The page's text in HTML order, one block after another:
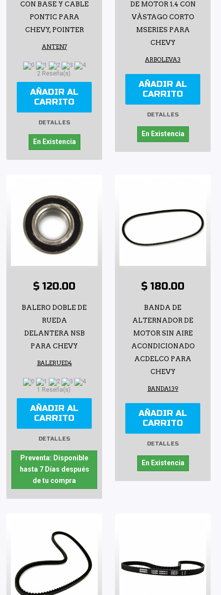
CON BASE Y CABLE
PONTIC PARA
CHEVY, POINTER
ANTEN7
2 Reseña(s)
AÑADIR AL
CARRITO
DETALLES
En Existencia
DE MOTOR 1.4 CON
VÁSTAGO CORTO
MSERIES PARA
CHEVY
ARBOLEVA3
AÑADIR AL
CARRITO
DETALLES
En Existencia
$ 120.00
BALERO DOBLE DE
RUEDA
DELANTERA NSB
PARA CHEVY
BALERUED4
1 Reseña(s)
AÑADIR AL
CARRITO
DETALLES
Preventa: Disponible
hasta 7 Días después
de tu compra
$ 180.00
BANDA DE
ALTERNADOR DE
MOTOR SIN AIRE
ACONDICIONADO
ACDELCO PARA
CHEVY
BANDA139
AÑADIR AL
CARRITO
DETALLES
En Existencia